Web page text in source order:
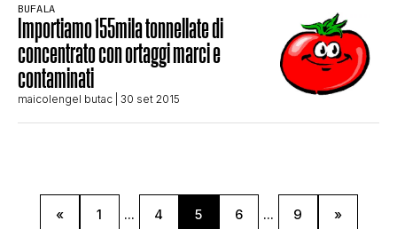
BUFALA
Importiamo 155mila tonnellate di
concentrato con ortaggi marci e
contaminati
maicolengel butac | 30 set 2015
« 1 ... 4 5 6 ... 9 »